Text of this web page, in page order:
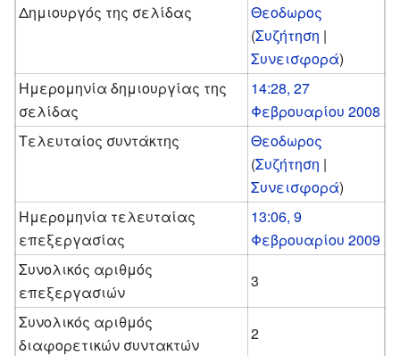
Δημιουργός της σελίδας
Θεοδωρος
(Συζήτηση |
Συνεισφορά)
Ημερομηνία δημιουργίας της
σελίδας
14:28, 27
Φεβρουαρίου 2008
Τελευταίος συντάκτης
Θεοδωρος
(Συζήτηση |
Συνεισφορά)
Ημερομηνία τελευταίας
επεξεργασίας
13:06, 9
Φεβρουαρίου 2009
Συνολικός αριθμός
επεξεργασιών
3
Συνολικός αριθμός
διαφορετικών συντακτών
2